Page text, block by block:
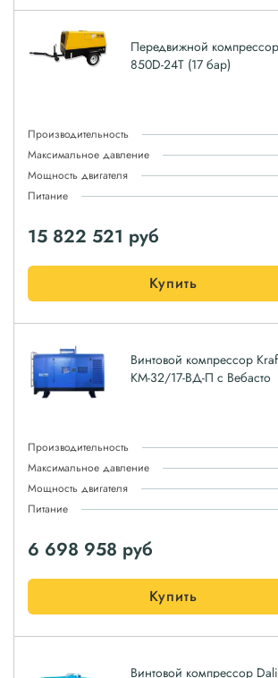
Передвижной
850D-24T (17 бар)
Производительность
Максимальное давление
Мощность двигателя
Питание
15 822 521 руб
Купить
Винтовой компрессор
КМ-32/17-ВД-П с Вебасто
Производительность
Максимальное давление
Мощность двигателя
Питание
6 698 958 руб
Купить
Винтовой компрессор